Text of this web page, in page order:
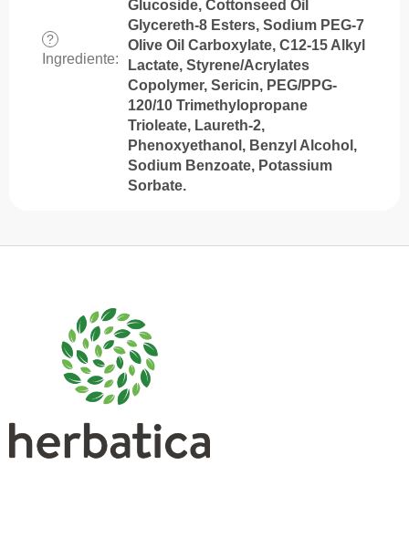
?
Ingrediente:
Glucoside, Cottonseed Oil
Glycereth-8 Esters, Sodium PEG-7
Olive Oil Carboxylate, C12-15 Alkyl
Lactate, Styrene/Acrylates
Copolymer, Sericin, PEG/PPG-
120/10 Trimethylopropane
Trioleate, Laureth-2,
Phenoxyethanol, Benzyl Alcohol,
Sodium Benzoate, Potassium
Sorbate.